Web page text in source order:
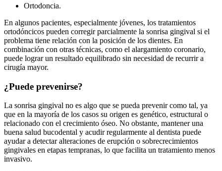
Ortodoncia.
En algunos pacientes, especialmente jóvenes, los tratamientos
ortodóncicos pueden corregir parcialmente la sonrisa gingival si el
problema tiene relación con la posición de los dientes. En
combinación con otras técnicas, como el alargamiento coronario,
puede lograr un resultado equilibrado sin necesidad de recurrir a
cirugía mayor.
¿Puede prevenirse?
La sonrisa gingival no es algo que se pueda prevenir como tal, ya
que en la mayoría de los casos su origen es genético, estructural o
relacionado con el crecimiento óseo. No obstante, mantener una
buena salud bucodental y acudir regularmente al dentista puede
ayudar a detectar alteraciones de erupción o sobrecrecimientos
gingivales en etapas tempranas, lo que facilita un tratamiento menos
invasivo.